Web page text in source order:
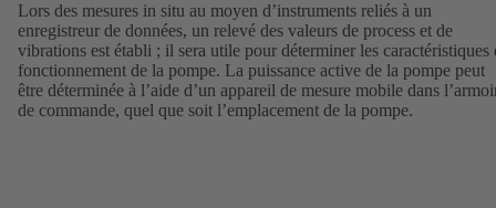
Lors des mesures in situ au moyen d’instruments reliés à un
enregistreur de données, un relevé des valeurs de process et de
vibrations est établi ; il sera utile pour déterminer les caractéristiques
fonctionnement de la pompe. La puissance active de la pompe peut
être déterminée à l’aide d’un appareil de mesure mobile dans
de commande, quel que soit l’emplacement de la pompe.